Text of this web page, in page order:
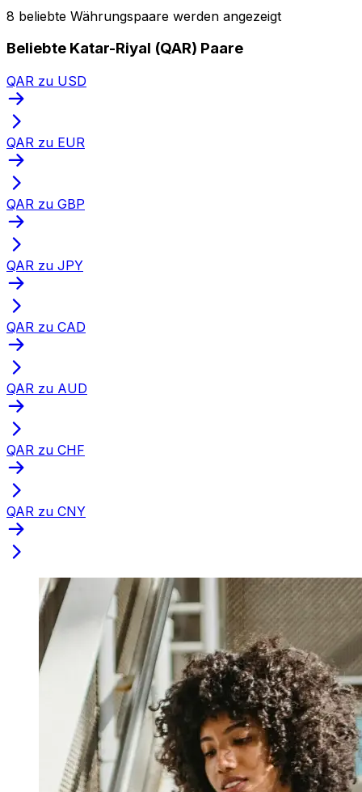
8 beliebte Währungspaare werden angezeigt
Beliebte Katar-Riyal (QAR) Paare
QAR zu USD
QAR zu EUR
QAR zu GBP
QAR zu JPY
QAR zu CAD
QAR zu AUD
QAR zu CHF
QAR zu CNY